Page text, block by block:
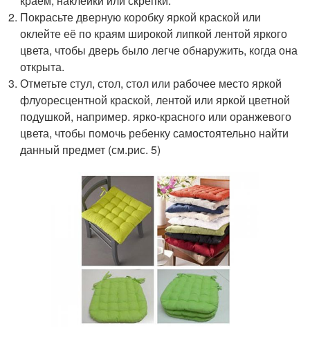
Покрасьте дверную коробку яркой краской или
оклейте её по краям широкой липкой лентой яркого
цвета, чтобы дверь было легче обнаружить, когда она
открыта.
Отметьте стул, стол, стол или рабочее место яркой
флуоресцентной краской, лентой или яркой цветной
подушкой, например. ярко-красного или оранжевого
цвета, чтобы помочь ребенку самостоятельно найти
данный предмет (см.рис. 5)